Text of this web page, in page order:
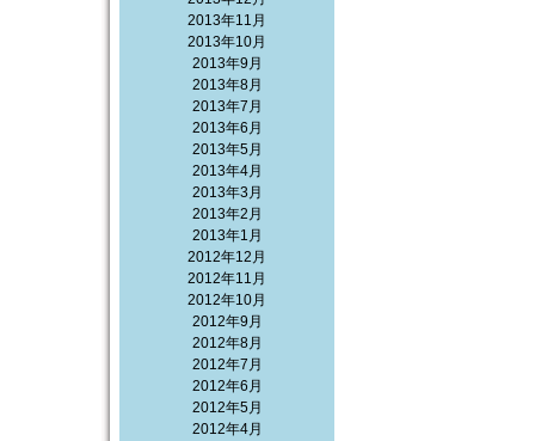
2013年11月
2013年10月
2013年9月
2013年8月
2013年7月
2013年6月
2013年5月
2013年4月
2013年3月
2013年2月
2013年1月
2012年12月
2012年11月
2012年10月
2012年9月
2012年8月
2012年7月
2012年6月
2012年5月
2012年4月